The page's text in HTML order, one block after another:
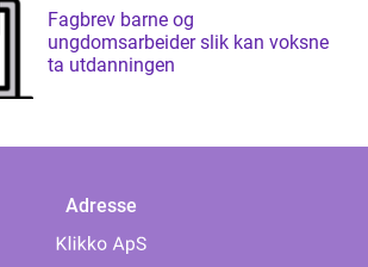
Fagbrev barne og
ungdomsarbeider slik kan voksne
ta utdanningen
Adresse